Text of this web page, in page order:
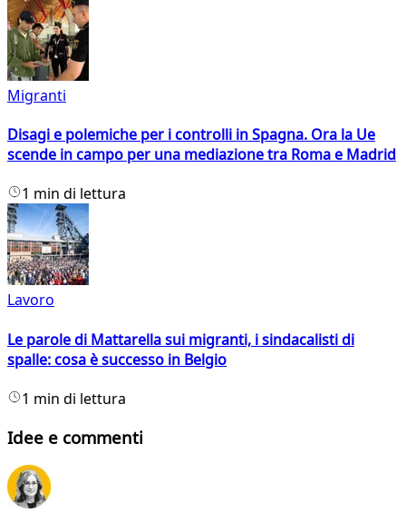
Migranti
Disagi e polemiche per i controlli in Spagna. Ora la Ue
scende in campo per una mediazione tra Roma e Madrid
1 min di lettura
Lavoro
Le parole di Mattarella sui migranti, i sindacalisti di
spalle: cosa è successo in Belgio
1 min di lettura
Idee e commenti